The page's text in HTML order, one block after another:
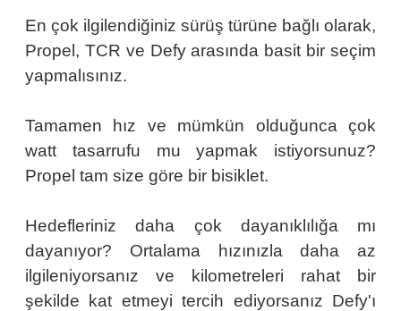
En çok ilgilendiğiniz sürüş türüne bağlı olarak,
Propel, TCR ve Defy arasında basit bir seçim
yapmalısınız.
Tamamen hız ve mümkün olduğunca çok
watt tasarrufu mu yapmak istiyorsunuz?
Propel tam size göre bir bisiklet.
Hedefleriniz daha çok dayanıklılığa mı
dayanıyor? Ortalama hızınızla daha az
ilgileniyorsanız ve kilometreleri rahat bir
şekilde kat etmeyi tercih ediyorsanız Defy'ı